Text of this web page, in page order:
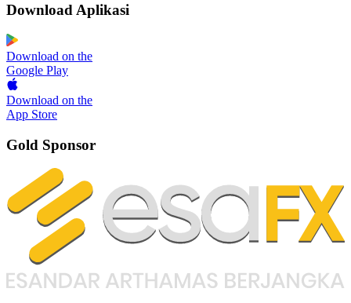
Download Aplikasi
Download on the
Google Play
Download on the
App Store
Gold Sponsor